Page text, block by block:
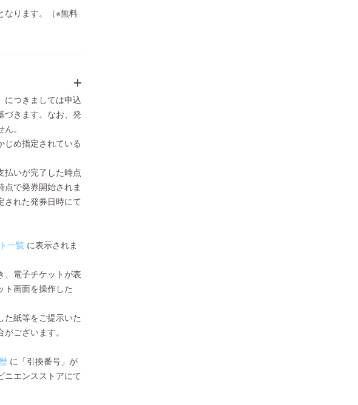
なります。（※無料
につきましては申込
づきます。なお、発
。
じめ指定されている
払いが完了した時点
点で発券開始されま
された発券日時にて
一覧 に表示されま
、電子チケットが表
ト画面を操作した
た紙等をご提示いた
ございます。
に「引換番号」が
ニエンスストアにて